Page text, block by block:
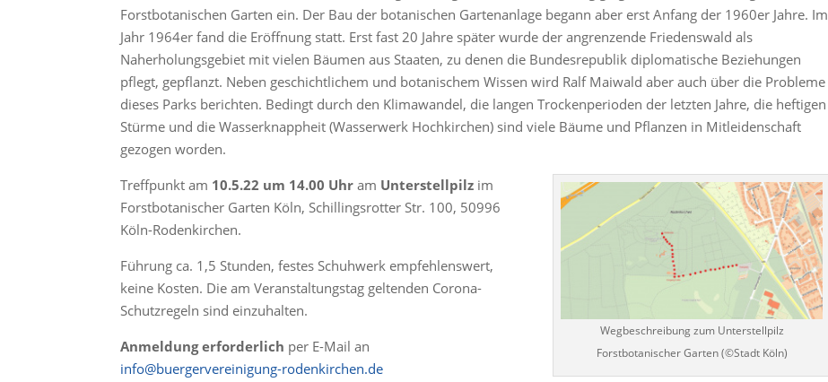
Forstbotanischen Garten ein. Der Bau der botanischen Gartenanlage begann aber erst Anfang der 1960er Jahre. Im
Jahr 1964er fand die Eröffnung statt. Erst fast 20 Jahre später wurde der angrenzende Friedenswald als
Naherholungsgebiet mit vielen Bäumen aus Staaten, zu denen die Bundesrepublik diplomatische Beziehungen
pflegt, gepflanzt. Neben geschichtlichem und botanischem Wissen wird Ralf Maiwald aber auch über die Probleme
dieses Parks berichten. Bedingt durch den Klimawandel, die langen Trockenperioden der letzten Jahre, die heftigen
Stürme und die Wasserknappheit (Wasserwerk Hochkirchen) sind viele Bäume und Pflanzen in Mitleidenschaft
gezogen worden.
Wegbeschreibung zum Unterstellpilz
Forstbotanischer Garten (©Stadt Köln)
Treffpunkt am 10.5.22 um 14.00 Uhr am Unterstellpilz im
Forstbotanischer Garten Köln, Schillingsrotter Str. 100, 50996
Köln-Rodenkirchen.
Führung ca. 1,5 Stunden, festes Schuhwerk empfehlenswert,
keine Kosten. Die am Veranstaltungstag geltenden Corona-
Schutzregeln sind einzuhalten.
Anmeldung erforderlich per E-Mail an
info@buergervereinigung-rodenkirchen.de